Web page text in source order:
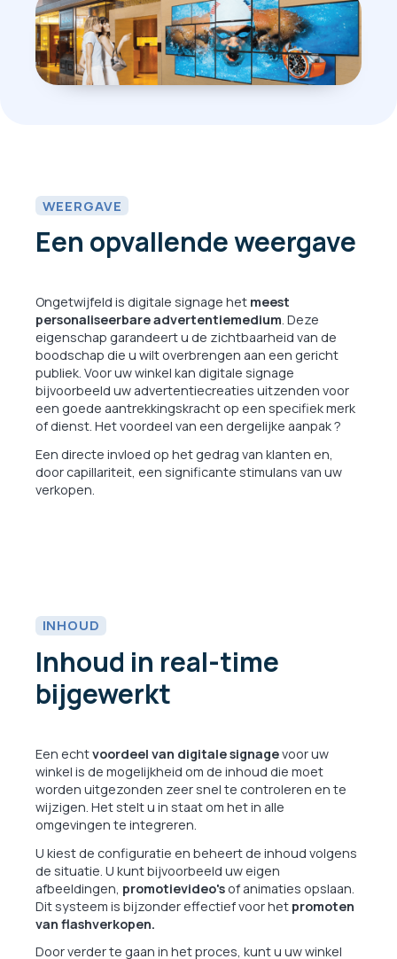
WEERGAVE
Een opvallende weergave
Ongetwijfeld is digitale signage het meest
personaliseerbare advertentiemedium. Deze
eigenschap garandeert u de zichtbaarheid van de
boodschap die u wilt overbrengen aan een gericht
publiek. Voor uw winkel kan digitale signage
bijvoorbeeld uw advertentiecreaties uitzenden voor
een goede aantrekkingskracht op een specifiek merk
of dienst. Het voordeel van een dergelijke aanpak?
Een directe invloed op het gedrag van klanten en,
door capillariteit, een significante stimulans van uw
verkopen.
INHOUD
Inhoud in real-time
bijgewerkt
Een echtvoordeel van digitale signagevoor uw
winkel is de mogelijkheid om de inhoud die moet
worden uitgezonden zeer snel te controleren en te
wijzigen. Het stelt u in staat om het in alle
omgevingen te integreren.
U kiest de configuratie en beheert de inhoud volgens
de situatie. U kunt bijvoorbeeld uw eigen
afbeeldingen, promotievideo's of animaties opslaan.
Dit systeem is bijzonder effectief voor het promoten
van flashverkopen.
Door verder te gaan in het proces, kunt u uw winkel